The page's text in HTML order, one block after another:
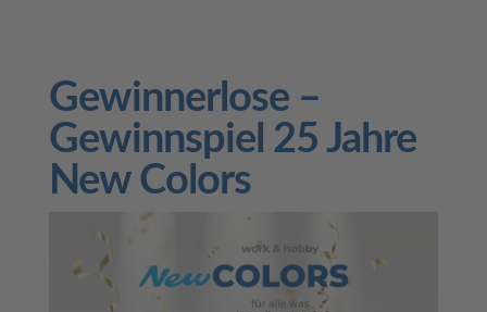
Gewinnerlose –
Gewinnspiel 25 Jahre
New Colors